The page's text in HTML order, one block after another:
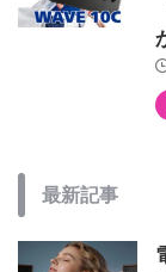
最新記事